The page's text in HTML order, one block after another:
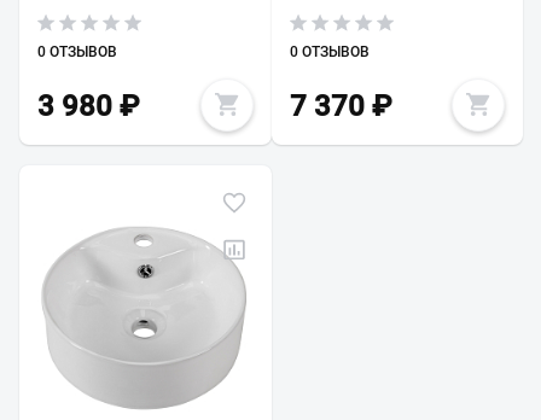
0 ОТЗЫВОВ
3 980 ₽
0 ОТЗЫВОВ
7 370₽